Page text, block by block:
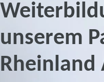
unserem
Rheinland